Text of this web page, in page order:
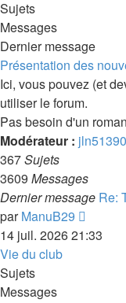
Sujets
Messages
Dernier message
Présentation des
Ici, vous pouvez (et
utiliser le forum.
Pas besoin d'un
Modérateur : jln51390
367Sujets
3609 Messages
Dernier message Re:
parManuB29
le
14 juil. 2026 21:33
Vie du club
Sujets
Messages